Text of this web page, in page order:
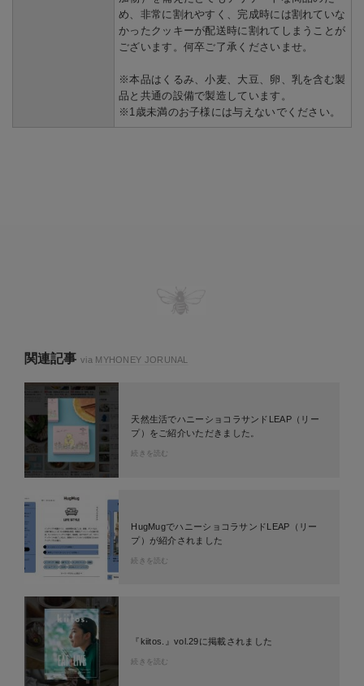
め、非常に割れやすく、完成時には割れていな
かったクッキーが配送時に割れてしまうことが
ございます。何卒ご了承くださいませ。
※本品はくるみ、小麦、大豆、卵、乳を含む製
品と共通の設備で製造しています。
※1歳未満のお子様には与えないでください。
関連記事via MYHONEY JORUNAL
天然生活でハニーショコラサンドLEAP（リー
プ）をご紹介いただきました。
続きを読む
HugMugでハニーショコラサンドLEAP（リー
プ）が紹介されました
続きを読む
『kiitos.』vol.29に掲載されました
続きを読む